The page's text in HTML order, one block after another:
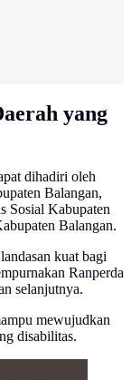
yang
dihadiri oleh
Balangan,
Sosial Kabupaten
Balangan.
kuat bagi
Ranperda
selanjutnya.
mewujudkan
disabilitas.